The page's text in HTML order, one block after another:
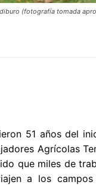
(fotografía tomada
51 años del
Agrícolas
que miles de
a los